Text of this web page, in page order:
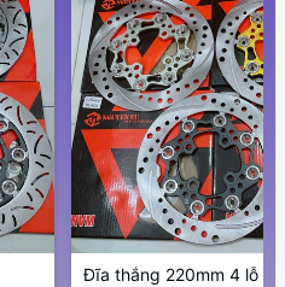
Đĩa thắng 220mm 4 lỗ